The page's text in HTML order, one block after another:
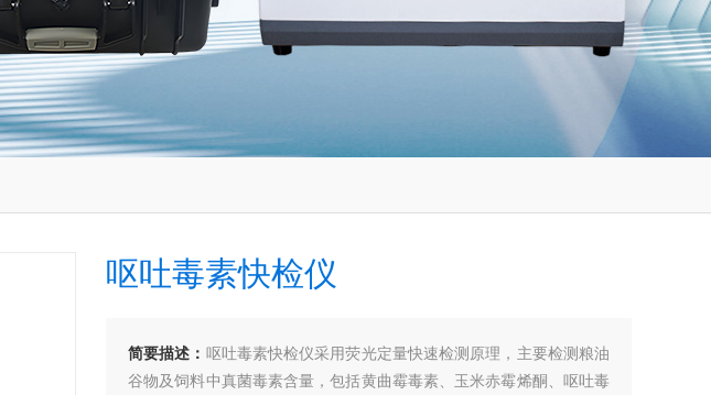
呕吐毒素快检仪
简要描述： 呕吐毒素快检仪采用荧光定量快速检测原理，主要检测粮油
谷物及饲料中真菌毒素含量，包括黄曲霉毒素、玉米赤霉烯酮、呕吐毒